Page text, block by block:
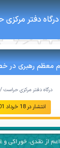
درگاه دفتر
معظم رهبری
درگاه دفتر مرکزی حراست /
انتشار در18 خرداد 1401